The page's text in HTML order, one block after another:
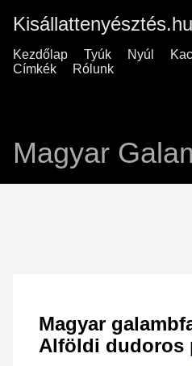
Kisállattenyésztés.hu
Kezdőlap Tyúk Nyúl
Címkék
Rólunk
Magyar
Magyar
Alföldi dudoros